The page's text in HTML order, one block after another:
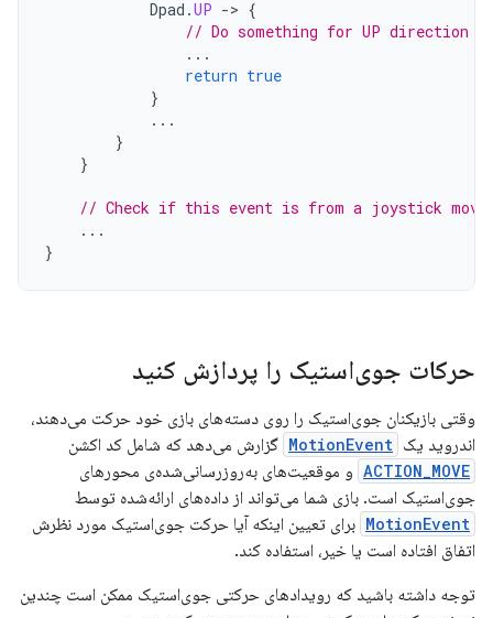
Dpad .UP -> {
// Do something for UP direction
...
return true
}
...
}
}
// Check if this event is from a joystick
...
}
حرکات جوی‌استیک را پردازش کنید
وقتی بازیکنان جوی‌استیک را روی دسته‌های بازی خود حرکت می‌دهند،
اندروید یک MotionEvent گزارش می‌دهد که شامل کد اکشن
ACTION_MOVE و موقعیت‌های به‌روزرسانی‌شده‌ی محورهای
جوی‌استیک است. بازی شما می‌تواند از داده‌های ارائه‌شده توسط
MotionEvent برای تعیین اینکه آیا حرکت جوی‌استیک مورد نظرش
اتفاق افتاده است یا خیر، استفاده کند.
توجه داشته باشید که رویدادهای حرکتی جوی‌استیک ممکن است چندین